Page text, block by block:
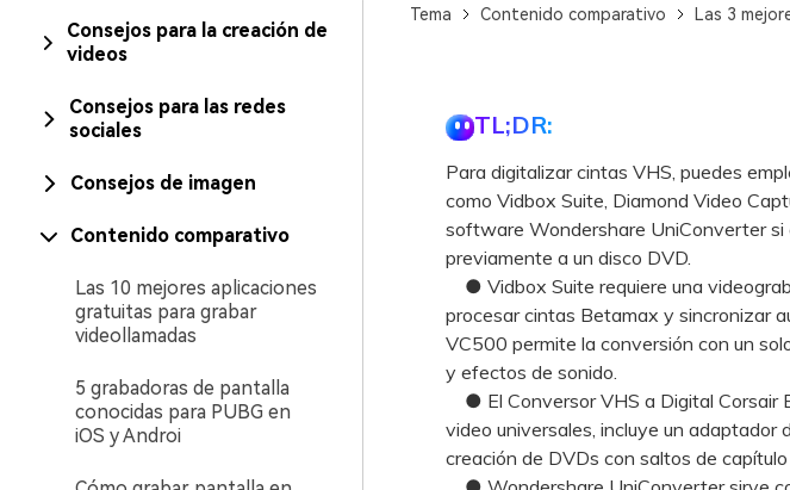
Consejos para la creación de
videos
Consejos para las redes
sociales
Consejos de imagen
Contenido comparativo
Las 10 mejores aplicaciones
gratuitas para grabar
videollamadas
5 grabadoras de pantalla
conocidas para PUBG en
iOS y Androi
Tema Contenido comparativo Las 3
TL;DR:
Para digitalizar cintas VHS, puedes
como Vidbox Suite, Diamond Video
software Wondershare UniConverter
previamente a un disco DVD.
● Vidbox Suite requiere una
procesar cintas Betamax y sincronizar
VC500 permite la conversión con un
y efectos de sonido.
● El Conversor VHS a Digital Corsair
video universales, incluye un adaptador
creación de DVDs con saltos de